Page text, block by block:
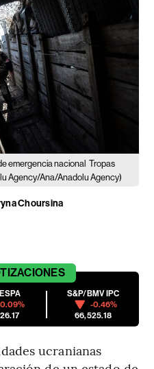
emergencia nacional Tropas
Agency/Ana/Anadolu Agency)
Choursina
S&P/BMV IPC
-0.46%
66,525.18
ucranianas